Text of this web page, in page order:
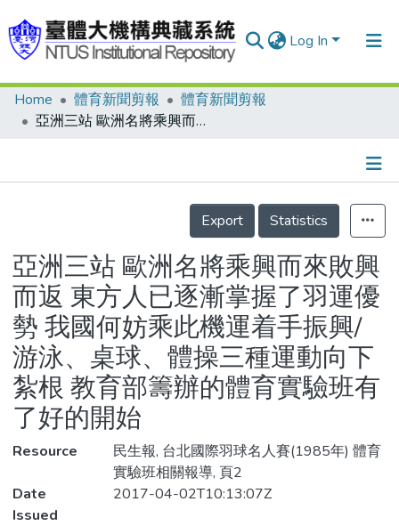
Log In
Communities & Collections
Statistics
Home 體育新聞剪報
體育新聞剪報
亞洲三站 歐洲名將乘興而來敗興而返 東方人已逐漸掌握了羽運優勢 我國何妨乘此機運着手振興/ 游泳、桌球、體操三種運動向下紮根 教育部籌辦的體育實驗班有了好的開始
Details
Export
Statistics
亞洲三站 歐洲名將乘興而來敗興
而返 東方人已逐漸掌握了羽運優
勢 我國何妨乘此機運着手振興/
游泳、桌球、體操三種運動向下
紮根 教育部籌辦的體育實驗班有
了好的開始
Resource
民生報, 台北國際羽球名人賽(1985年) 體育
實驗班相關報導, 頁2
Date
Issued
2017-04-02T10:13:07Z